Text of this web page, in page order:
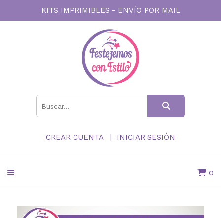
KITS IMPRIMIBLES - ENVÍO POR MAIL
CREAR CUENTA INICIAR SESIÓN
0